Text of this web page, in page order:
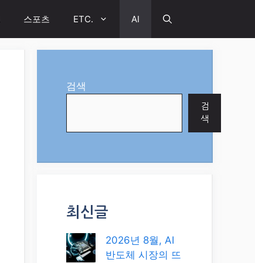
스포츠 ETC. AI
검색
검
색
최신글
2026년 8월, AI
반도체 시장의 뜨